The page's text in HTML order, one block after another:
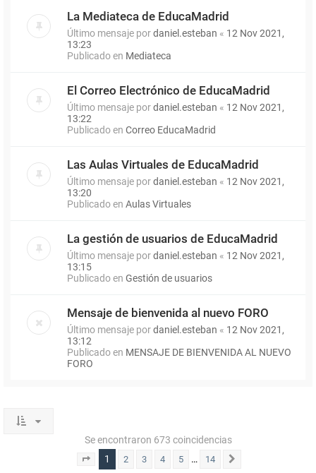
La Mediateca de EducaMadrid
Último mensaje pordaniel.esteban « 12 Nov 2021,
13:23
Publicado en Mediateca
El Correo Electrónico de EducaMadrid
Último mensaje pordaniel.esteban « 12 Nov 2021,
13:22
Publicado en Correo EducaMadrid
Las Aulas Virtuales de EducaMadrid
Último mensaje pordaniel.esteban « 12 Nov 2021,
13:20
Publicado en Aulas Virtuales
La gestión de usuarios de EducaMadrid
Último mensaje pordaniel.esteban « 12 Nov 2021,
13:15
Publicado en Gestión de usuarios
Mensaje de bienvenida al nuevo FORO
Último mensaje pordaniel.esteban « 12 Nov 2021,
13:12
Publicado en MENSAJE DE BIENVENIDA AL NUEVO
FORO
Se encontraron 673 coincidencias
Página 1de 14
1 2 3 4 5 … 14